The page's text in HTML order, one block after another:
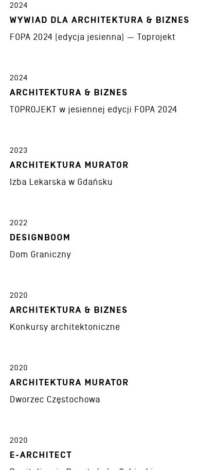
2024
WYWIAD DLA ARCHITEKTURA & BIZNES
FOPA 2024 (edycja jesienna) — Toprojekt
2024
ARCHITEKTURA & BIZNES
TOPROJEKT w jesiennej edycji FOPA 2024
2023
ARCHITEKTURA MURATOR
Izba Lekarska w Gdańsku
2022
DESIGNBOOM
Dom Graniczny
2020
ARCHITEKTURA & BIZNES
Konkursy architektoniczne
2020
ARCHITEKTURA MURATOR
Dworzec Częstochowa
2020
E-ARCHITECT